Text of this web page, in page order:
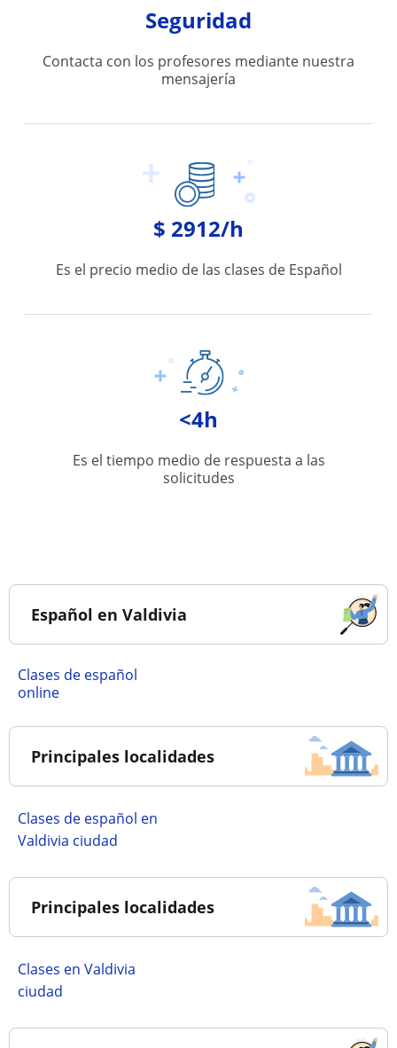
Seguridad
Contacta con los profesores mediante nuestra
mensajería
$ 2912/h
Es el precio medio de las clases de Español
<4h
Es el tiempo medio de respuesta a las
solicitudes
Español en Valdivia
Clases de español
online
Principales localidades
Clases de español en
Valdivia ciudad
Principales localidades
Clases en Valdivia
ciudad